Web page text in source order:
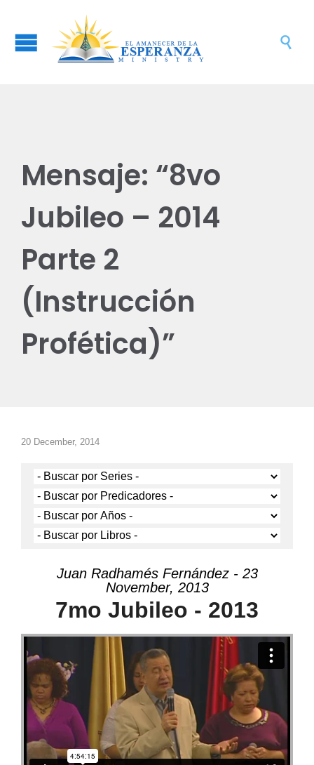

Mensaje: “8vo
Jubileo – 2014
Parte 2
(Instrucción
Profética)”
20 December, 2014
Juan Radhamés Fernández - 23
November, 2013
7mo Jubileo - 2013